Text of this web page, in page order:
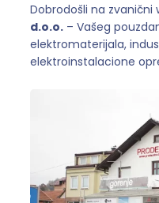
Dobrodošli na zvanični
d.o.o. – Vašeg
elektromaterijala,
elektroinstalacione